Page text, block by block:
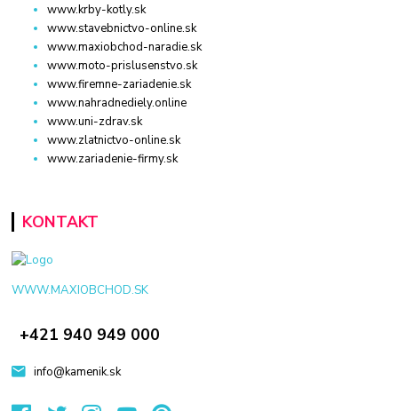
www.krby-kotly.sk
www.stavebnictvo-online.sk
www.maxiobchod-naradie.sk
www.moto-prislusenstvo.sk
www.firemne-zariadenie.sk
www.nahradnediely.online
www.uni-zdrav.sk
www.zlatnictvo-online.sk
www.zariadenie-firmy.sk
KONTAKT
WWW.MAXIOBCHOD.SK
+421 940 949 000
info@kamenik.sk